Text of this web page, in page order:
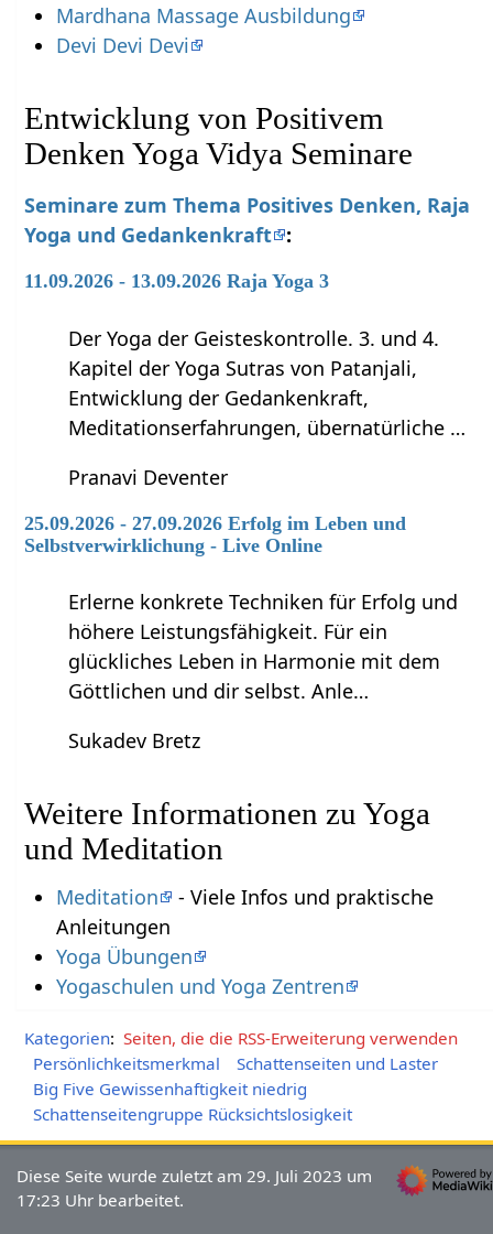
Mardhana Massage Ausbildung
Devi Devi Devi
Entwicklung von Positivem
Denken Yoga Vidya Seminare
Seminare zum Thema Positives Denken, Raja
Yoga und Gedankenkraft :
11.09.2026 - 13.09.2026 Raja Yoga 3
Der Yoga der Geisteskontrolle. 3. und 4.
Kapitel der Yoga Sutras von Patanjali,
Entwicklung der Gedankenkraft,
Meditationserfahrungen, übernatürliche …
Pranavi Deventer
25.09.2026 - 27.09.2026 Erfolg im Leben und
Selbstverwirklichung - Live Online
Erlerne konkrete Techniken für Erfolg und
höhere Leistungsfähigkeit. Für ein
glückliches Leben in Harmonie mit dem
Göttlichen und dir selbst. Anle…
Sukadev Bretz
Weitere Informationen zu Yoga
und Meditation
Meditation
- Viele Infos und praktische
Anleitungen
Yoga Übungen
Yogaschulen und Yoga Zentren
Kategorien: Seiten, die die RSS-Erweiterung verwenden
Persönlichkeitsmerkmal
Schattenseiten und Laster
Big Five Gewissenhaftigkeit niedrig
Schattenseitengruppe Rücksichtslosigkeit
Diese Seite wurde zuletzt am 29. Juli 2023 um
17:23 Uhr bearbeitet.